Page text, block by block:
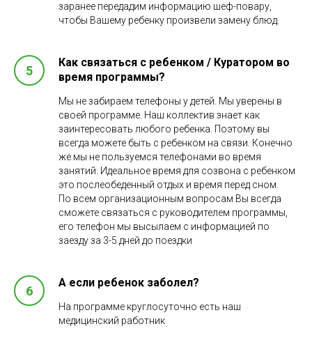
заранее передадим информацию шеф-повару,
чтобы Вашему ребенку произвели замену блюд.
Как связаться с ребенком / Куратором во
время программы?
Мы не забираем телефоны у детей. Мы уверены в
своей программе. Наш коллектив знает как
заинтересовать любого ребенка. Поэтому вы
всегда можете быть с ребенком на связи. Конечно
же мы не пользуемся телефонами во время
занятий. Идеальное время для созвона с ребенком
это послеобеденный отдых и время перед сном.
По всем организационным вопросам Вы всегда
сможете связаться с руководителем программы,
его телефон мы высылаем с информацией по
заезду за 3-5 дней до поездки
А если ребенок заболел?
На программе круглосуточно есть наш
медицинский работник